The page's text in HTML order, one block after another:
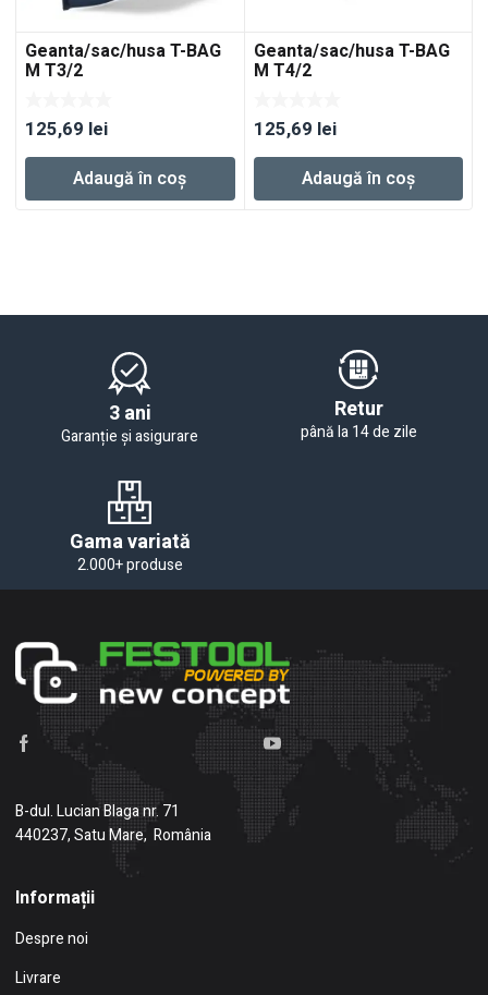
Geanta/sac/husa T-BAG
M T3/2
125,69 lei
Adaugă în coș
Geanta/sac/husa T-BAG
M T4/2
125,69 lei
Adaugă în coș
3 ani
Garanție și asigurare
Retur
până la 14 de zile
Gama variată
2.000+ produse
B-dul. Lucian Blaga nr. 71
440237, Satu Mare, România
Informații
Despre noi
Livrare